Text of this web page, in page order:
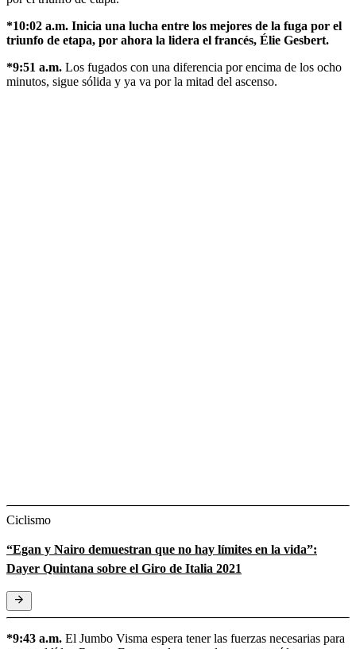
*10:02 a.m. Inicia una lucha entre los mejores de la fuga por el
triunfo de etapa, por ahora la lidera el francés, Élie Gesbert.
*9:51 a.m. Los fugados con una diferencia por encima de los ocho
minutos, sigue sólida y ya va por la mitad del ascenso.
Ciclismo
“Egan y Nairo demuestran que no hay límites en la vida”:
Dayer Quintana sobre el Giro de Italia 2021
*9:43 a.m. El Jumbo Visma espera tener las fuerzas necesarias para